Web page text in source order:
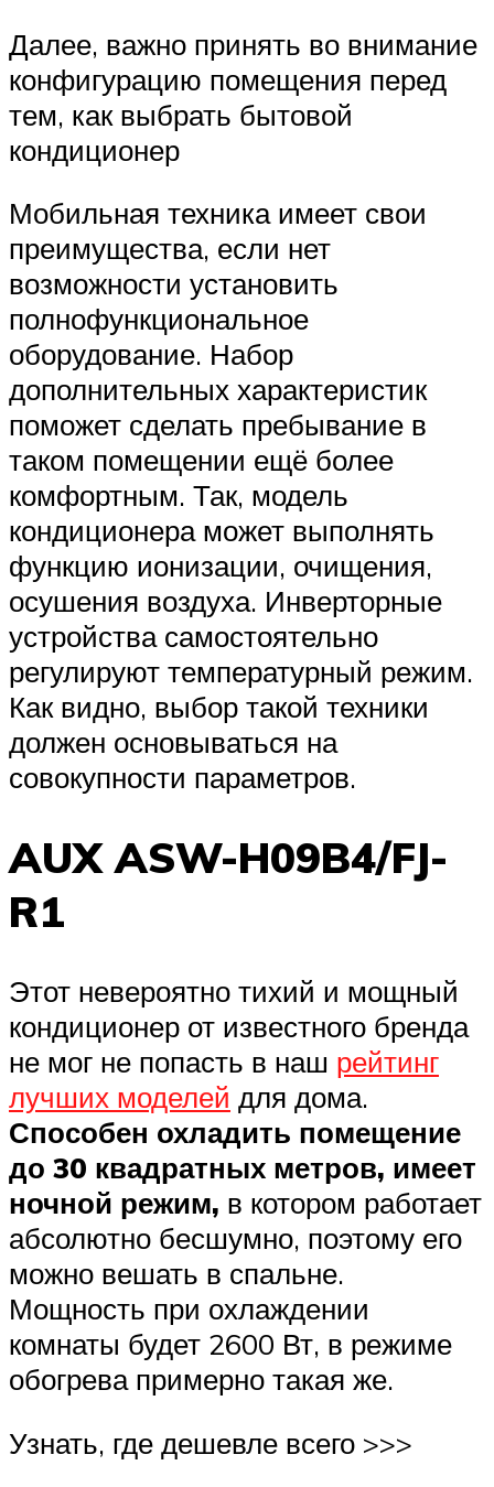
Далее, важно принять во внимание
конфигурацию помещения перед
тем, как выбрать бытовой
кондиционер
Мобильная техника имеет свои
преимущества, если нет
возможности установить
полнофункциональное
оборудование. Набор
дополнительных характеристик
поможет сделать пребывание в
таком помещении ещё более
комфортным. Так, модель
кондиционера может выполнять
функцию ионизации, очищения,
осушения воздуха. Инверторные
устройства самостоятельно
регулируют температурный режим.
Как видно, выбор такой техники
должен основываться на
совокупности параметров.
AUX ASW-H09B4/FJ-
R1
Этот невероятно тихий и мощный
кондиционер от известного бренда
не мог не попасть в наш рейтинг
лучших моделей для дома.
Способен охладить помещение
до 30 квадратных метров, имеет
ночной режим, в котором работает
абсолютно бесшумно, поэтому его
можно вешать в спальне.
Мощность при охлаждении
комнаты будет 2600 Вт, в режиме
обогрева примерно такая же.
Узнать, где дешевле всего >>>